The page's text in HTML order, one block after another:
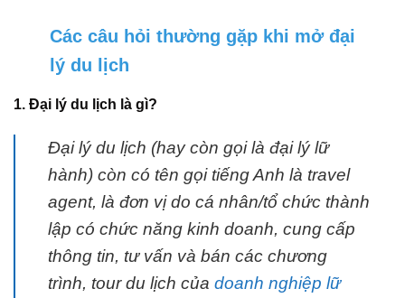
Các câu hỏi thường gặp khi mở đại
lý du lịch
1. Đại lý du lịch là gì?
Đại lý du lịch (hay còn gọi là đại lý lữ
hành) còn có tên gọi tiếng Anh là travel
agent, là đơn vị do cá nhân/tổ chức thành
lập có chức năng kinh doanh, cung cấp
thông tin, tư vấn và bán các chương
trình, tour du lịch của doanh nghiệp lữ